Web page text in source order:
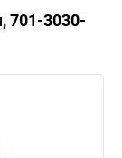
701-3030-